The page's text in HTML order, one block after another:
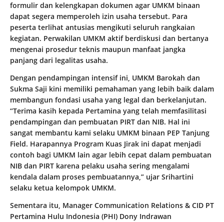
formulir dan kelengkapan dokumen agar UMKM binaan
dapat segera memperoleh izin usaha tersebut. Para
peserta terlihat antusias mengikuti seluruh rangkaian
kegiatan. Perwakilan UMKM aktif berdiskusi dan bertanya
mengenai prosedur teknis maupun manfaat jangka
panjang dari legalitas usaha.
Dengan pendampingan intensif ini, UMKM Barokah dan
Sukma Saji kini memiliki pemahaman yang lebih baik dalam
membangun fondasi usaha yang legal dan berkelanjutan.
“Terima kasih kepada Pertamina yang telah memfasilitasi
pendampingan dan pembuatan PIRT dan NIB. Hal ini
sangat membantu kami selaku UMKM binaan PEP Tanjung
Field. Harapannya Program Kuas Jirak ini dapat menjadi
contoh bagi UMKM lain agar lebih cepat dalam pembuatan
NIB dan PIRT karena pelaku usaha sering mengalami
kendala dalam proses pembuatannya,” ujar Srihartini
selaku ketua kelompok UMKM.
Sementara itu, Manager Communication Relations & CID PT
Pertamina Hulu Indonesia (PHI) Dony Indrawan